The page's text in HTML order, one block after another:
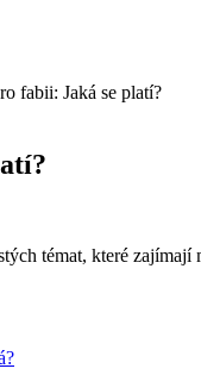
fabii: Jaká se platí?
témat, které